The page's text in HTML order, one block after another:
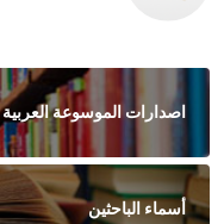
اصدارات الموسوعة العربية
أسماء الباحثين